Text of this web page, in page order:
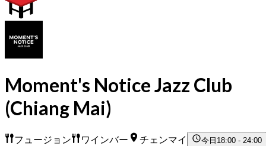
Moment's Notice Jazz Club
(Chiang Mai)
フュージョン ワインバー チェンマイ 今日 18:00 - 24:00